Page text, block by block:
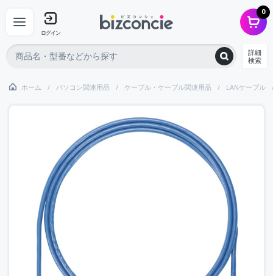
ログイン
0
詳細
検索
ホーム パソコン関連用品 ケーブル・ケーブル関連用品 LANケーブル